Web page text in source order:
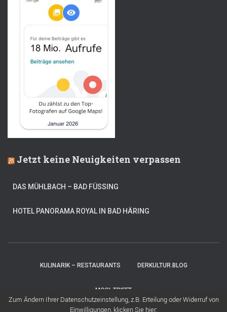
Jetzt keine Neuigkeiten verpassen
DAS MÜHLBACH – BAD FÜSSING
HOTEL PANORAMA ROYAL IN BAD HÄRING
KULINARIK – RESTAURANTS DERKULTUR.BLOG
MOSI-TRIFFT
Zum Ändern Ihrer Datenschutzeinstellung, z.B. Erteilung oder Widerruf von
Einwilligungen, klicken Sie hier: